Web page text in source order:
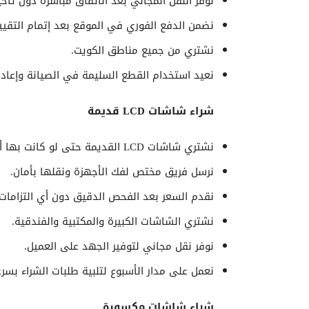
نضمن الدفع الفوري في الموقع بعد إتمام
نشتري من جميع مناطق الكويت.
نعيد استخدام القطع السليمة في الصيانة
شراء شاشات LCD قديمة
نشتري شاشات LCD القديمة حتى لو كانت بها أعطال بسيطة.
نرسل فريق مختص لفك الأجهزة ونقلها بأمان.
نقدم السعر بعد الفحص الدقيق دون أي
نشتري الشاشات الكبيرة والمكتبية والفندقية.
نوفر نقل مجاني لتوفير الجهد على العميل.
نعمل على مدار الأسبوع لتلبية طلبات الشراء